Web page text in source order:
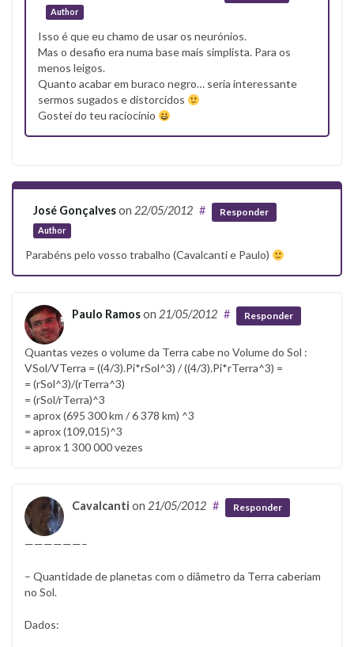
Author
Isso é que eu chamo de usar os neurónios.
Mas o desafio era numa base mais simplista. Para os
menos leigos.
Quanto acabar em buraco negro… seria interessante
sermos sugados e distorcidos
Gostei do teu raciocínio
José Gonçalveson 22/05/2012
Author
# Responder
Parabéns pelo vosso trabalho (Cavalcanti e Paulo)
Paulo Ramoson 21/05/2012 # Responder
Quantas vezes o volume da Terra cabe no Volume do Sol :
VSol/VTerra = ((4/3).Pi*rSol^3) / ((4/3).Pi*rTerra^3) =
= (rSol^3)/(rTerra^3)
= (rSol/rTerra)^3
= aprox (695 300 km / 6 378 km) ^3
= aprox (109,015)^3
= aprox 1 300 000 vezes
Cavalcanti on 21/05/2012 # Responder
——————–
– Quantidade de planetas com o diâmetro da Terra caberiam
no Sol.
Dados: